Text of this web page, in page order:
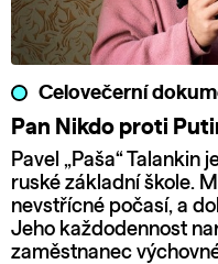
Celovečerní
Pan Nikdo proti
Pavel „Paša“ Talankin
ruské základní škole.
nevstřícné počasí, a
Jeho každodennost
zaměstnanec